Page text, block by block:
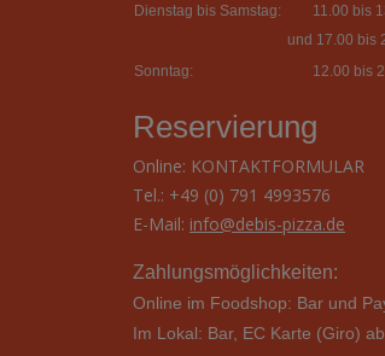
Dienstag bis Samstag:
11.00 bis
und 17.00 bis
Sonntag:
12.00 bis
Reservierung
Online: KONTAKTFORMULAR
Tel.: +49 (0) 791 4993576
E-Mail: info@debis-pizza.de
Zahlungsmöglichkeiten:
Online im Foodshop: Bar und
Im Lokal: Bar, EC Karte (Giro)